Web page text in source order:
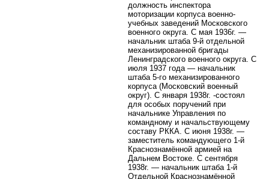
должность инспектора
моторизации корпуса военно-
учебных заведений Московского
военного округа. С мая 1936г. —
начальник штаба 9-й отдельной
механизированной бригады
Ленинградского военного округа. С
июля 1937 года — начальник
штаба 5-го механизированного
корпуса (Московский военный
округ). С января 1938г. -состоял
для особых поручений при
начальнике Управления по
командному и начальствующему
составу РККА. С июня 1938г. —
заместитель командующего 1-й
Краснознамённой армией на
Дальнем Востоке. С сентября
1938г. — начальник штаба 1-й
Отдельной Краснознамённой